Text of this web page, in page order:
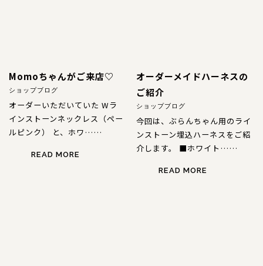
Momoちゃんがご来店♡
ショップブログ
オーダーいただいていた Wラ
インストーンネックレス（ペー
ルピンク） と、ホワ……
READ MORE
オーダーメイドハーネスの
ご紹介
ショップブログ
今回は、ぶらんちゃん用のライ
ンストーン埋込ハーネスをご紹
介します。 ■ホワイト……
READ MORE